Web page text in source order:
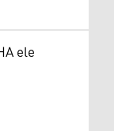
ele